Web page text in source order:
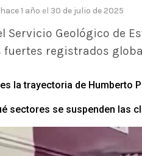
hace 1 año el 30 de julio de 2025
Servicio Geológico de
fuertes registrados
la trayectoria de Humberto
sectores se suspenden las